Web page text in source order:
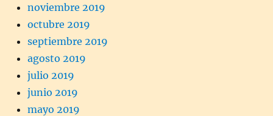
noviembre 2019
octubre 2019
septiembre 2019
agosto 2019
julio 2019
junio 2019
mayo 2019